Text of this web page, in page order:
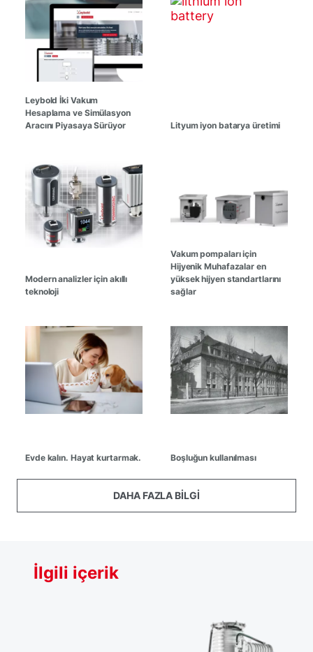
Leybold İki Vakum
Hesaplama ve Simülasyon
Aracını Piyasaya Sürüyor
Lityum iyon batarya üretimi
Modern analizler için akıllı
teknoloji
Vakum pompaları için
Hijyenik Muhafazalar en
yüksek hijyen standartlarını
sağlar
Evde kalın. Hayat kurtarmak. Boşluğun kullanılması
DAHA FAZLA BILGI
İlgili içerik